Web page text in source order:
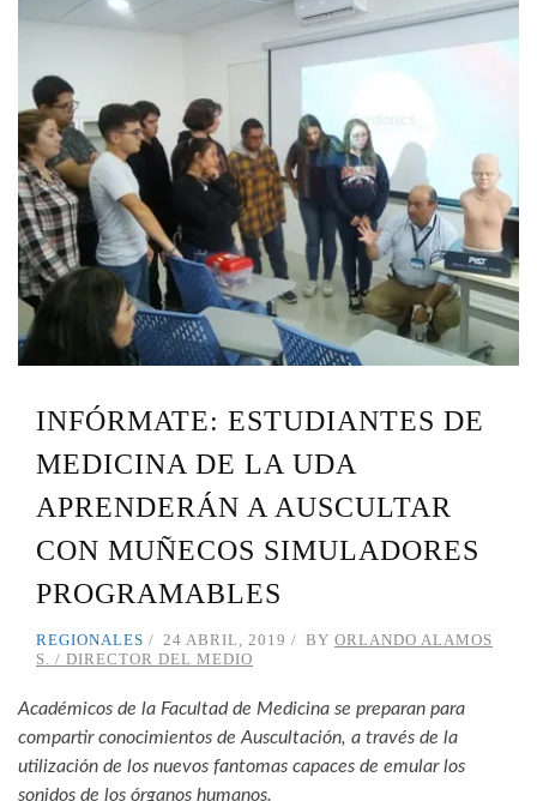
INFÓRMATE: ESTUDIANTES DE
MEDICINA DE LA UDA
APRENDERÁN A AUSCULTAR
CON MUÑECOS SIMULADORES
PROGRAMABLES
REGIONALES 24 ABRIL, 2019 BY ORLANDO ALAMOS
S. / DIRECTOR DEL MEDIO
Académicos de la Facultad de Medicina se preparan para
compartir conocimientos de Auscultación, a través de la
utilización de los nuevos fantomas capaces de emular los
sonidos de los órganos humanos.